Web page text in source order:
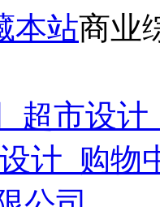
本站商业